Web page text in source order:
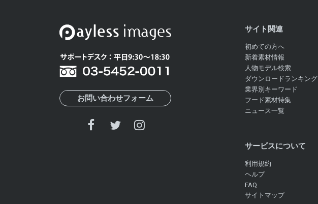
お問い合わせフォーム
サイト関連
初めての方へ
新着素材情報
人物モデル検索
ダウンロードランキング
業界別キーワード
フード素材特集
ニュース一覧
サービスについて
利用規約
ヘルプ
FAQ
サイトマップ